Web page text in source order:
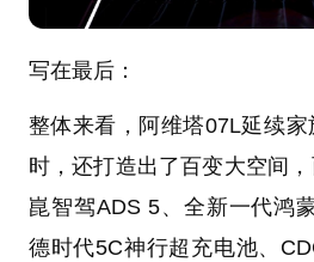
写在最后：
整体来看，阿维塔07L延续家
时，还打造出了百变大空间
崑智驾ADS 5、全新一代鸿
德时代5C神行超充电池、